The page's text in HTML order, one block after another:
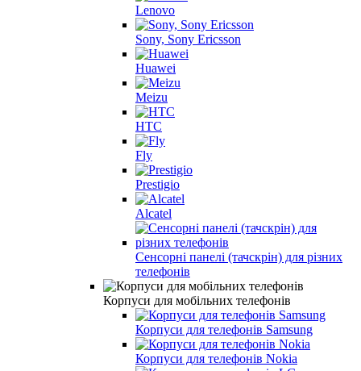
Lenovo
Sony, Sony Ericsson
Huawei
Meizu
HTC
Fly
Prestigio
Alcatel
Сенсорні панелі (тачскрін) для різних
телефонів
Корпуси для мобільних телефонів
Корпуси для телефонів Samsung
Корпуси для телефонів Nokia